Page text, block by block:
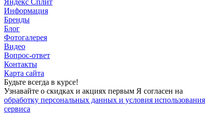
Яндекс Сплит
Информация
Бренды
Блог
Фотогалерея
Видео
Вопрос-ответ
Контакты
Карта сайта
Будьте всегда в курсе!
Узнавайте о скидках и акциях первым Я согласен на
обработку персональных данных и условия использования
сервиса